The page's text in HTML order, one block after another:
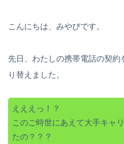
こんにちは、みやびです。
先日、わたしの携帯電話の契約
り替えました。
えええっ！？
このご時世にあえて大手キャ
たの？？？